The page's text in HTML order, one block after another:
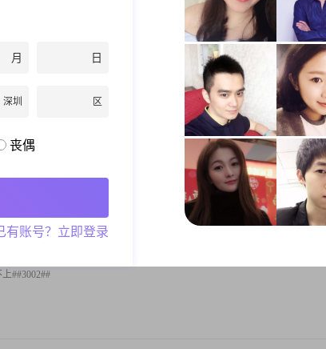
地：
，体重138，曾经在部队当过2年兵，本人热爱生活##3001##积极向上
现在##3002##再三强调真诚找对象##3002##本身不抽烟##3001##不嗜酒
无不良
打招呼
地：广东广州
薪：5001-8000元
##3002##
月 日
深圳 区
丧偶
有账号？立即登录